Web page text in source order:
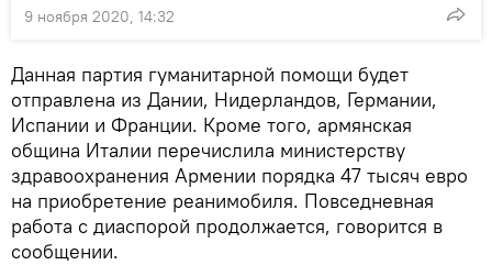
9 ноября 2020, 14:32
Данная партия гуманитарной помощи будет
отправлена из Дании, Нидерландов, Германии,
Испании и Франции. Кроме того, армянская
община Италии перечислила министерству
здравоохранения Армении порядка 47 тысяч евро
на приобретение реанимобиля. Повседневная
работа с диаспорой продолжается, говорится в
сообщении.